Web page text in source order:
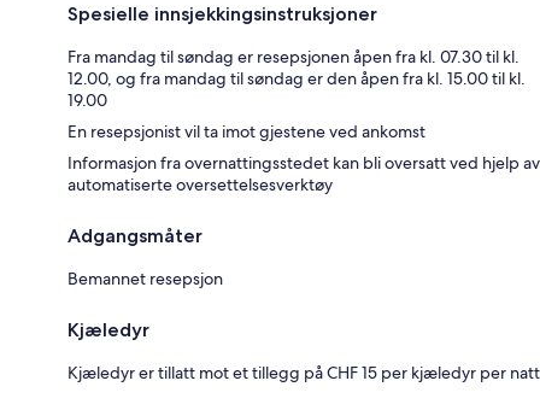
Spesielle innsjekkingsinstruksjoner
Fra mandag til søndag er resepsjonen åpen fra kl. 07.30 til kl.
12.00, og fra mandag til søndag er den åpen fra kl. 15.00 til kl.
19.00
En resepsjonist vil ta imot gjestene ved ankomst
Informasjon fra overnattingsstedet kan bli oversatt ved hjelp av
automatiserte oversettelsesverktøy
Adgangsmåter
Bemannet resepsjon
Kjæledyr
Kjæledyr er tillatt mot et tillegg på CHF 15 per kjæledyr per natt